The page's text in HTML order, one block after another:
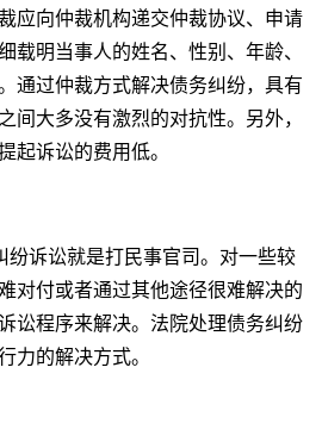
应向仲裁机构递交仲裁协议、申请
载明当事人的姓名、性别、年龄、
通过仲裁方式解决债务纠纷，具有
间大多没有激烈的对抗性。另外，
起诉讼的费用低。
诉讼就是打民事官司。对一些较
对付或者通过其他途径很难解决的
讼程序来解决。法院处理债务纠纷
力的解决方式。